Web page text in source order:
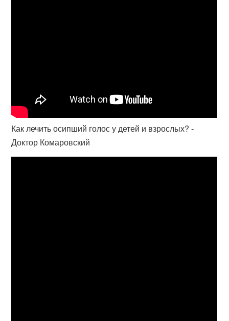
Как лечить осипший голос у детей и взрослых? -
Доктор Комаровский